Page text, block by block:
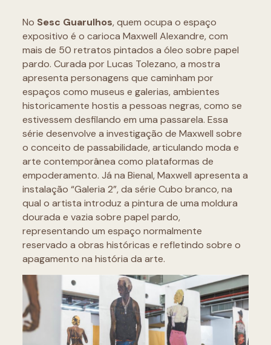
No Sesc Guarulhos, quem ocupa o espaço
expositivo é o carioca Maxwell Alexandre, com
mais de 50 retratos pintados a óleo sobre papel
pardo. Curada por Lucas Tolezano, a mostra
apresenta personagens que caminham por
espaços como museus e galerias, ambientes
historicamente hostis a pessoas negras, como se
estivessem desfilando em uma passarela. Essa
série desenvolve a investigação de Maxwell sobre
o conceito de passabilidade, articulando moda e
arte contemporânea como plataformas de
empoderamento. Já na Bienal, Maxwell apresenta a
instalação “Galeria 2”, da série Cubo branco, na
qual o artista introduz a pintura de uma moldura
dourada e vazia sobre papel pardo,
representando um espaço normalmente
reservado a obras históricas e refletindo sobre o
apagamento na história da arte.